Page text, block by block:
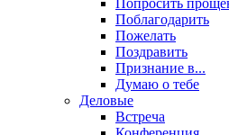
Попросить
Поблагодарить
Пожелать
Поздравить
Признание в...
Думаю о тебе
Деловые
Встреча